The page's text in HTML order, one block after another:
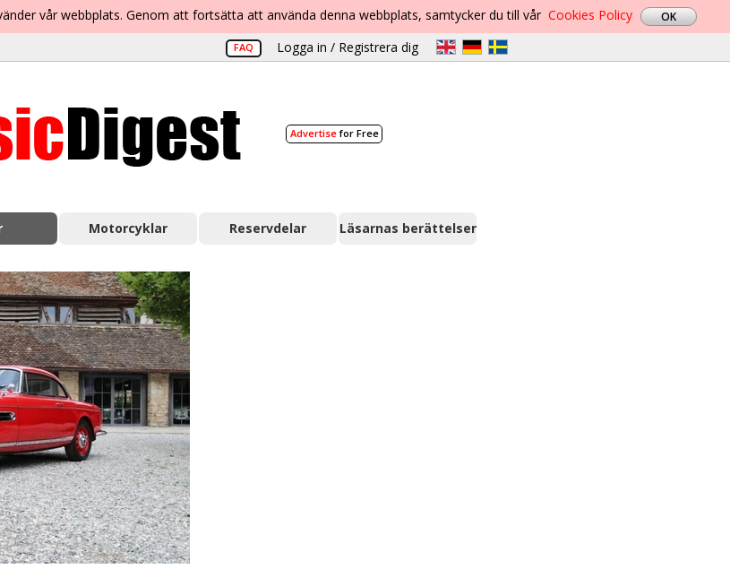
vår webbplats. Genom att fortsätta att använda denna webbplats, samtycker du till vår Cookies Policy
FAQ Logga in / Registrera dig
Advertisefor Free
Motorcyklar Reservdelar Läsarnas berättelser